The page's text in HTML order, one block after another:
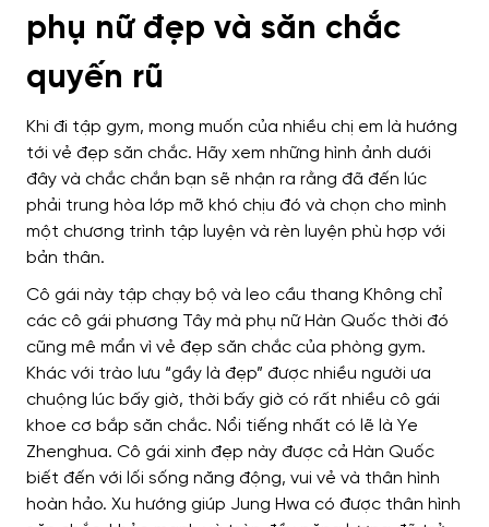
phụ nữ đẹp và săn chắc
quyến rũ
Khi đi tập gym, mong muốn của nhiều chị em là hướng
tới vẻ đẹp săn chắc. Hãy xem những hình ảnh dưới
đây và chắc chắn bạn sẽ nhận ra rằng đã đến lúc
phải trung hòa lớp mỡ khó chịu đó và chọn cho mình
một chương trình tập luyện và rèn luyện phù hợp với
bản thân.
Cô gái này tập chạy bộ và leo cầu thang Không chỉ
các cô gái phương Tây mà phụ nữ Hàn Quốc thời đó
cũng mê mẩn vì vẻ đẹp săn chắc của phòng gym.
Khác với trào lưu “gầy là đẹp” được nhiều người ưa
chuộng lúc bấy giờ, thời bấy giờ có rất nhiều cô gái
khoe cơ bắp săn chắc. Nổi tiếng nhất có lẽ là Ye
Zhenghua. Cô gái xinh đẹp này được cả Hàn Quốc
biết đến với lối sống năng động, vui vẻ và thân hình
hoàn hảo. Xu hướng giúp Jung Hwa có được thân hình